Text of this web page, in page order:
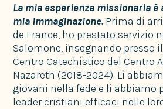
La mia esperienza missionaria è
mia immaginazione.Prima di
de France, ho prestato servizio
Salomone, insegnando presso
Centro Catechistico del Centro
Nazareth (2018-2024). Lì
giovani nella fede e li abbiamo
leader cristiani efficaci nelle